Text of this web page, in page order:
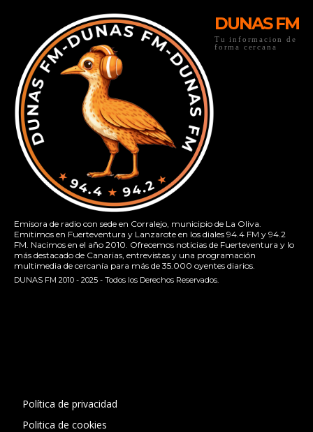
DUNAS FM
Tu informacion de
forma cercana
Emisora de radio con sede en Corralejo, municipio de La Oliva.
Emitimos en Fuerteventura y Lanzarote en los diales 94.4 FM y 94.2
FM. Nacimos en el año 2010. Ofrecemos noticias de Fuerteventura y lo
más destacado de Canarias, entrevistas y una programación
multimedia de cercanía para más de 35.000 oyentes diarios.
DUNAS FM 2010 - 2025 - Todos los Derechos Reservados.
Política de privacidad
Politica de cookies